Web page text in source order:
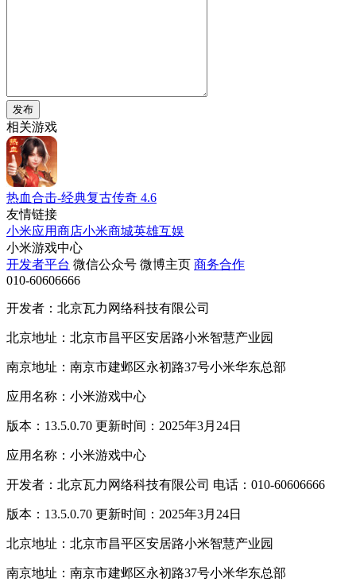
发布
相关游戏
热血合击-经典复古传奇 4.6
友情链接
小米应用商店小米商城英雄互娱
小米游戏中心
开发者平台 微信公众号 微博主页 商务合作
010-60606666
开发者：北京瓦力网络科技有限公司
北京地址：北京市昌平区安居路小米智慧产业园
南京地址：南京市建邺区永初路37号小米华东总部
应用名称：小米游戏中心
版本：13.5.0.70 更新时间：2025年3月24日
应用名称：小米游戏中心
开发者：北京瓦力网络科技有限公司 电话：010-60606666
版本：13.5.0.70 更新时间：2025年3月24日
北京地址：北京市昌平区安居路小米智慧产业园
南京地址：南京市建邺区永初路37号小米华东总部